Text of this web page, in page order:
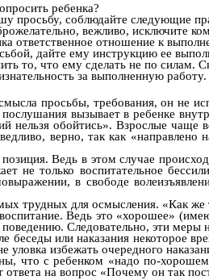
ребенка?
просьбу, соблюдайте следующие
вежливо, исключите
ответственное отношение к
дайте ему инструкцию ее
то, что ему сделать не по силам.
за выполненную работу.
просьбы, требования, он не
вызывает в ребенке
нельзя обойтись». Взрослые
верно, так как
Ведь в этом случае
не только воспитательное
в свободе
трудных для осмысления. «Как
Ведь это «хорошее»
Следовательно, эти меры
беседы или наказания некоторое
уловка избежать очередного
что с ребенком «надо по-
на вопрос «Почему он так